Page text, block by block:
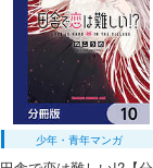
少年・青年マンガ